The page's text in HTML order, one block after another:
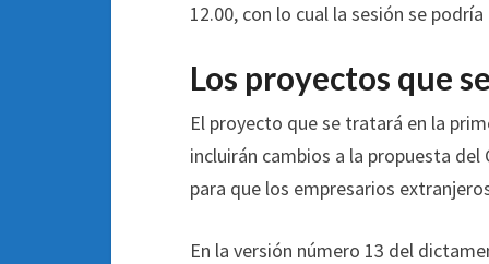
12.00, con lo cual la sesión se
Los proyectos que
El proyecto que se tratará en la
incluirán cambios a la propuesta
para que los empresarios
En la versión número 13 del